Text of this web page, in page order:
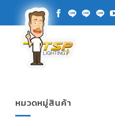
หมวดหมู่สินค้า